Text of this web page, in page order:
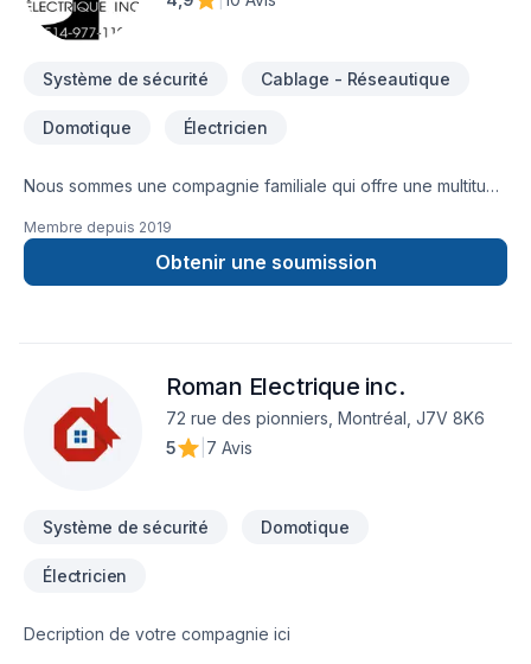
Système de sécurité Cablage - Réseautique
Domotique Électricien
Nous sommes une compagnie familiale qui offre une multitude
Membre depuis 2019
Obtenir une soumission
Roman Electrique inc.
72 rue des pionniers, Montréal, J7V 8K6
5
7 Avis
Système de sécurité Domotique
Électricien
Decription de votre compagnie ici